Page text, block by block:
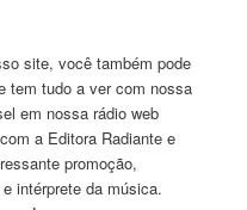
site, você também pode
tem tudo a ver com nossa
em nossa rádio web
a Editora Radiante e
promoção,
intérprete da música.